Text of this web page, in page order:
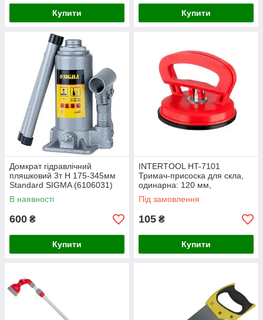
Купити Купити
Домкрат гідравлічний
пляшковий 3т H 175-345мм
Standard SIGMA (6106031)
В наявності
600 ₴
Купити
INTERTOOL HT-7101
Тримач-присоска для скла,
одинарна: 120 мм,
максимальне навантаження:
40 кг
Під замовлення
105 ₴
Купити